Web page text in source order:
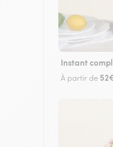
Instant
À partir de